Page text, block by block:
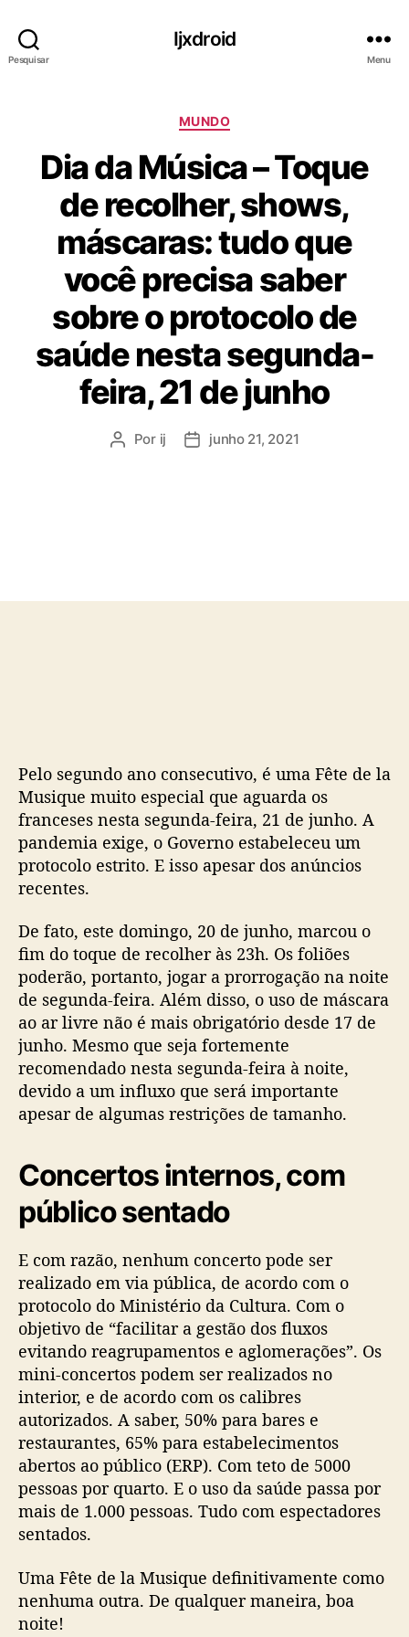
Pesquisar
Ijxdroid
Menu
C
t
e
g
o
r
i
a
s
MUNDO
Dia da Música – Toque
de recolher, shows,
máscaras: tudo que
você precisa saber
sobre o protocolo de
saúde nesta segunda-
feira, 21 de junho
A
o
Por ij
D
b
junho 21, 2021
Pelo segundo ano consecutivo, é uma Fête de la
Musique muito especial que aguarda os
franceses nesta segunda-feira, 21 de junho. A
pandemia exige, o Governo estabeleceu um
protocolo estrito. E isso apesar dos anúncios
recentes.
De fato, este domingo, 20 de junho, marcou o
fim do toque de recolher às 23h. Os foliões
poderão, portanto, jogar a prorrogação na noite
de segunda-feira. Além disso, o uso de máscara
ao ar livre não é mais obrigatório desde 17 de
junho. Mesmo que seja fortemente
recomendado nesta segunda-feira à noite,
devido a um influxo que será importante
apesar de algumas restrições de tamanho.
Concertos internos, com
público sentado
E com razão, nenhum concerto pode ser
realizado em via pública, de acordo com o
protocolo do Ministério da Cultura. Com o
objetivo de “facilitar a gestão dos fluxos
evitando reagrupamentos e aglomerações”. Os
mini-concertos podem ser realizados no
interior, e de acordo com os calibres
autorizados. A saber, 50% para bares e
restaurantes, 65% para estabelecimentos
abertos ao público (ERP). Com teto de 5000
pessoas por quarto. E o uso da saúde passa por
mais de 1.000 pessoas. Tudo com espectadores
sentados.
Uma Fête de la Musique definitivamente como
nenhuma outra. De qualquer maneira, boa
noite!